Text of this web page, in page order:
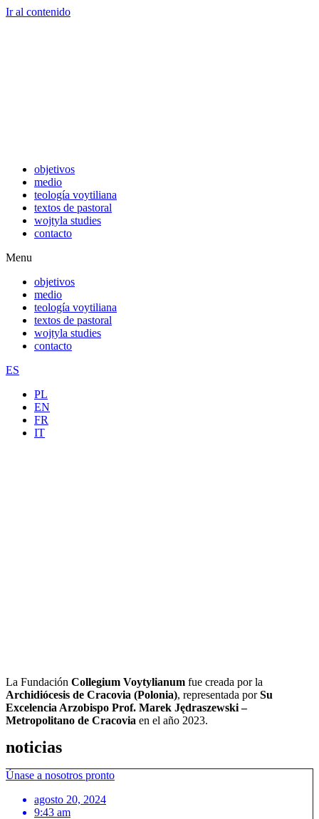
Ir al contenido
objetivos
medio
teología voytiliana
textos de pastoral
wojtyla studies
contacto
Menu
objetivos
medio
teología voytiliana
textos de pastoral
wojtyla studies
contacto
ES
PL
EN
FR
IT
La Fundación Collegium Voytylianum fue creada por la
Archidiócesis de Cracovia (Polonia), representada porSu
Excelencia Arzobispo Prof. Marek Jędraszewski –
Metropolitano de Cracovia en el año 2023.
noticias
Únase a nosotros pronto
agosto 20, 2024
9:43 am